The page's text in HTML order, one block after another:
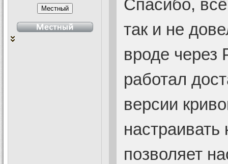
Спасибо,
так и не
вроде
работал
версии
позволяет